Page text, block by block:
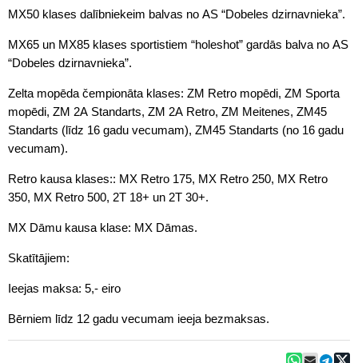
MX50 klases dalībniekeim balvas no AS “Dobeles dzirnavnieka”.
MX65 un MX85 klases sportistiem “holeshot” gardās balva no AS
“Dobeles dzirnavnieka”.
Zelta mopēda čempionāta klases: ZM Retro mopēdi, ZM Sporta
mopēdi, ZM 2A Standarts, ZM 2A Retro, ZM Meitenes, ZM45
Standarts (līdz 16 gadu vecumam), ZM45 Standarts (no 16 gadu
vecumam).
Retro kausa klases:: MX Retro 175, MX Retro 250, MX Retro
350, MX Retro 500, 2T 18+ un 2T 30+.
MX Dāmu kausa klase: MX Dāmas.
Skatītājiem:
Ieejas maksa: 5,- eiro
Bērniem līdz 12 gadu vecumam ieeja bezmaksas.